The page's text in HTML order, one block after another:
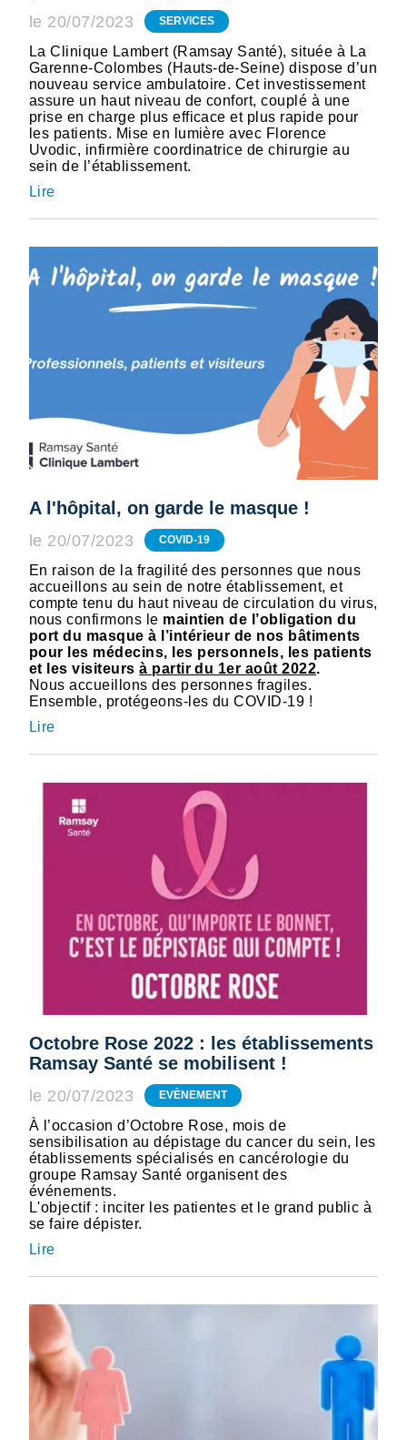
le 20/07/2023 SERVICES
La Clinique Lambert (Ramsay Santé), située à La
Garenne-Colombes (Hauts-de-Seine) dispose d’un
nouveau service ambulatoire. Cet investissement
assure un haut niveau de confort, couplé à une
prise en charge plus efficace et plus rapide pour
les patients. Mise en lumière avec Florence
Uvodic, infirmière coordinatrice de chirurgie au
sein de l’établissement.
Lire
A l'hôpital, on garde le masque !
le 20/07/2023 COVID-19
En raison de la fragilité des personnes que nous
accueillons au sein de notre établissement, et
compte tenu du haut niveau de circulation du virus,
nous confirmons le maintien de l’obligation du
port du masque à l’intérieur de nos bâtiments
pour les médecins, les personnels, les patients
et les visiteursà partir du 1er août 2022.
Nous accueillons des personnes fragiles.
Ensemble, protégeons-les du COVID-19 !
Lire
Octobre Rose 2022 : les établissements
Ramsay Santé se mobilisent !
le 20/07/2023 EVÈNEMENT
À l’occasion d’Octobre Rose, mois de
sensibilisation au dépistage du cancer du sein, les
établissements spécialisés en cancérologie du
groupe Ramsay Santé organisent des
événements.
L'objectif : inciter les patientes et le grand public à
se faire dépister.
Lire